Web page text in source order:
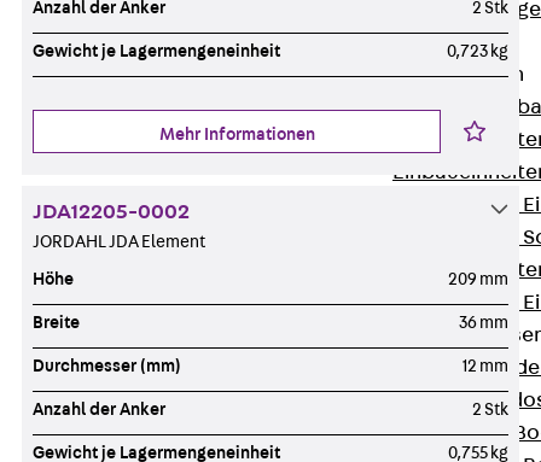
Einbaueinheiten
Zurück
Nivellierbare
Nivellierbare
Nivellierbare
Zurück
Zubehör für
Anzahl der Anker 2 Stk
Gewicht je Lagermengeneinheit 0,723 kg
Mehr Informationen
JDA12205-0002
JORDAHL JDA Element
Höhe 209 mm
Breite 36 mm
Durchmesser (mm) 12 mm
Anzahl der Anker 2 Stk
Gewicht je Lagermengeneinheit 0,755 kg